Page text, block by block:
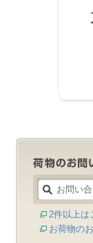
2件以上は
お荷物の